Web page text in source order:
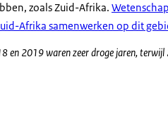
zoals Zuid-Afrika.
Afrika samenwerken op dit
en 2019 waren zeer droge jaren,